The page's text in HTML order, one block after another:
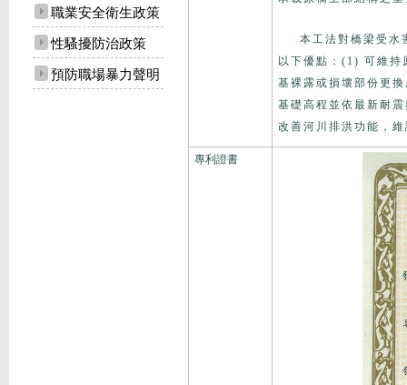
職業安全衛生政策
性騷擾防治政策
預防職場暴力聲明
本工法對橋梁受水
以下優點：(1) 可維持
基裸露或損壞部份更
基礎高程並依最新耐
改善河川排洪功能，
專利證書